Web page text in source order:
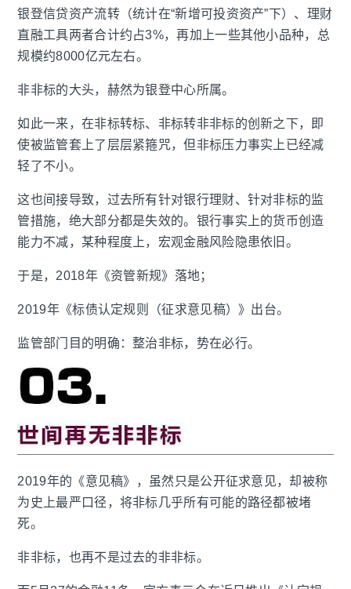
银登信贷资产流转（统计在“新增可投资资产”下）、理财
直融工具两者合计约占3%，再加上一些其他小品种，总
规模约8000亿元左右。
非非标的大头，赫然为银登中心所属。
如此一来，在非标转标、非标转非非标的创新之下，即
使被监管套上了层层紧箍咒，但非标压力事实上已经减
轻了不小。
这也间接导致，过去所有针对银行理财、针对非标的监
管措施，绝大部分都是失效的。银行事实上的货币创造
能力不减，某种程度上，宏观金融风险隐患依旧。
于是，2018年《资管新规》落地；
2019年《标债认定规则（征求意见稿）》出台。
监管部门目的明确：整治非标，势在必行。
2019年的《意见稿》，虽然只是公开征求意见，却被称
为史上最严口径，将非标几乎所有可能的路径都被堵
死。
非非标，也再不是过去的非非标。